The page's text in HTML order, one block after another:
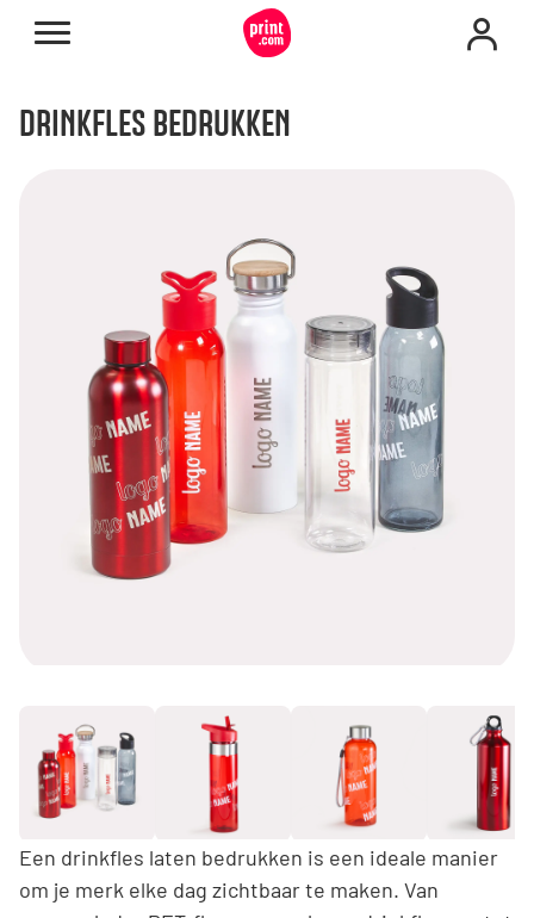
DRINKFLES BEDRUKKEN
Een drinkfles laten bedrukken is een ideale manier
om je merk elke dag zichtbaar te maken. Van